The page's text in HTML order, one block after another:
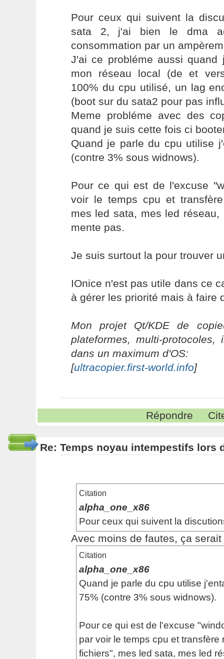
Pour ceux qui suivent la
sata 2, j'ai bien le dma
consommation par un
J'ai ce probléme aussi
mon réseau local (de et
100% du cpu utilisé, un lag
(boot sur du sata2 pour pas
Meme probléme avec des
quand je suis cette fois ci
Quand je parle du cpu utilise
(contre 3% sous widnows).
Pour ce qui est de l'excuse
voir le temps cpu et
mes led sata, mes led réseau,
mente pas.
Je suis surtout la pour trouver
IOnice n'est pas utile dans ce
à gérer les priorité mais à faire
Mon projet Qt/KDE de
plateformes, multi-protocoles,
dans un maximum d'OS:
[ultracopier.first-world.info]
Répondre
Re: Temps noyau intempestifs lors
Citation
alpha_one_x86
Pour ceux qui suivent la
Avec moins de fautes, ça
Citation
alpha_one_x86
Quand je parle du cpu utilise
75% (contre 3% sous widnows).
Pour ce qui est de l'excuse
par voir le temps cpu et transfère
fichiers", mes led sata, mes led